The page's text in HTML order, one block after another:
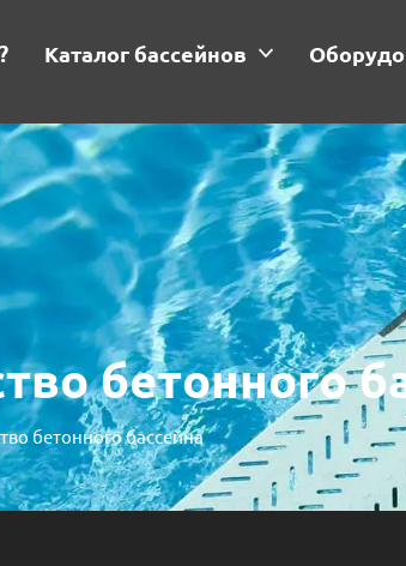
Каталог бассейнов
бетонного
бетонного бассейна